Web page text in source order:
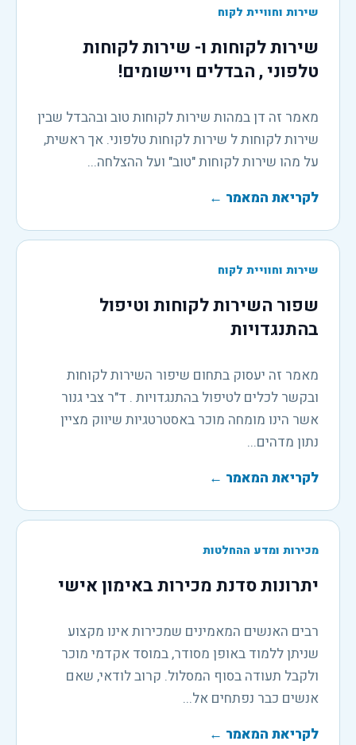
שירות וחוויית לקוח
שירות לקוחות ו- שירות לקוחות
טלפוני , הבדלים ויישומים!
מאמר זה דן במהות שירות לקוחות טוב ובהבדל שבין
שירות לקוחות ל שירות לקוחות טלפוני. אך ראשית,
על מהו שירות לקוחות "טוב" ועל ההצלחה...
לקריאת המאמר ←
שירות וחוויית לקוח
שפור השירות לקוחות וטיפול
בהתנגדויות
מאמר זה יעסוק בתחום שיפור השירות לקוחות
ובקשר לכלים לטיפול בהתנגדויות . ד"ר צבי גנור
אשר הינו מומחה מוכר באסטרטגיות שיווק מציין
נתון מדהים...
לקריאת המאמר ←
מכירות ומדע ההחלטות
יתרונות סדנת מכירות באימון אישי
רבים האנשים המאמינים שמכירות אינו מקצוע
שניתן ללמוד באופן מסודר, במוסד אקדמי מוכר
ולקבל תעודה בסוף המסלול. קרוב לודאי, שאם
אנשים כבר נפתחים אל...
לקריאת המאמר ←